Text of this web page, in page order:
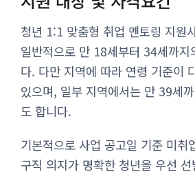
청년 1:1 맞춤형 취업 멘토링 지원
일반적으로 만 18세부터 34세까지
다. 다만 지역에 따라 연령 기준이
있으며, 일부 지역에서는 만 39세
도 합니다.
기본적으로 사업 공고일 기준 미취
구직 의지가 명확한 청년을 우선